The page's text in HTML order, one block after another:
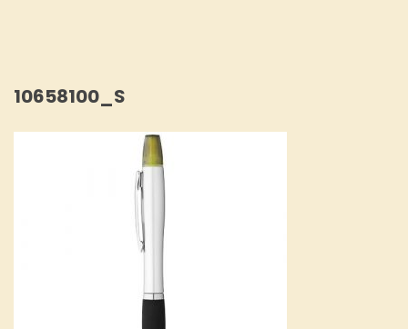
10658100_S